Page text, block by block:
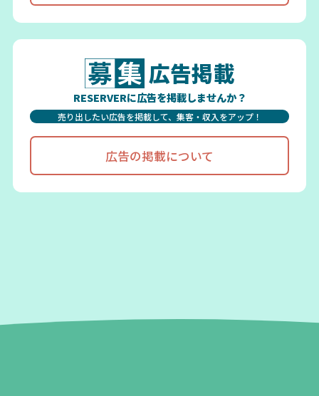
広告掲載
RESERVERに広告を掲載しませんか？
売り出したい広告を掲載して、集客・収入をアップ！
広告の掲載について